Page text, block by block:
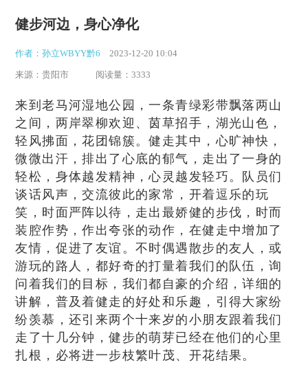
健步河边，身心净化
作者：孙立WBYY黔6 2023-12-20 10:04
来源：贵阳市 阅读量：3333
来到老马河湿地公园，一条青绿彩带飘落两山
之间，两岸翠柳欢迎、茵草招手，湖光山色，
轻风拂面，花团锦簇。健走其中，心旷神快，
微微出汗，排出了心底的郁气，走出了一身的
轻松，身体越发精神，心灵越发轻巧。队员们
谈话风声，交流彼此的家常，开着逗乐的玩
笑，时面严阵以待，走出最娇健的步伐，时而
装腔作势，作出夸张的动作，在健走中增加了
友情，促进了友谊。不时偶遇散步的友人，或
游玩的路人，都好奇的打量着我们的队伍，询
问着我们的目标，我们都自豪的介绍，详细的
讲解，普及着健走的好处和乐趣，引得大家纷
纷羡慕，还引来两个十来岁的小朋友跟着我们
走了十几分钟，健步的萌芽已经在他们的心里
扎根，必将进一步枝繁叶茂、开花结果。